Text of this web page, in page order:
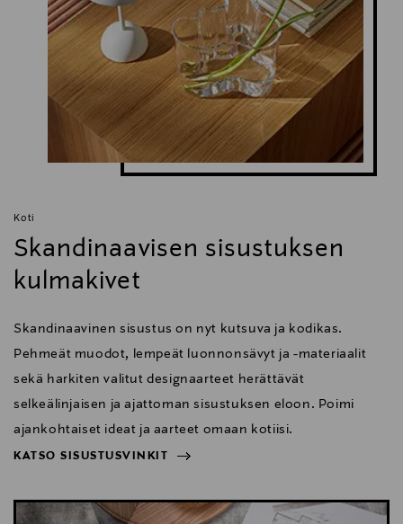
Koti
Skandinaavisen sisustuksen
kulmakivet
Skandinaavinen sisustus on nyt kutsuva ja kodikas.
Pehmeät muodot, lempeät luonnonsävyt ja -materiaalit
sekä harkiten valitut designaarteet herättävät
selkeälinjaisen ja ajattoman sisustuksen eloon. Poimi
ajankohtaiset ideat ja aarteet omaan kotiisi.
KATSO SISUSTUSVINKIT
KATSO SISUSTUSVINKIT